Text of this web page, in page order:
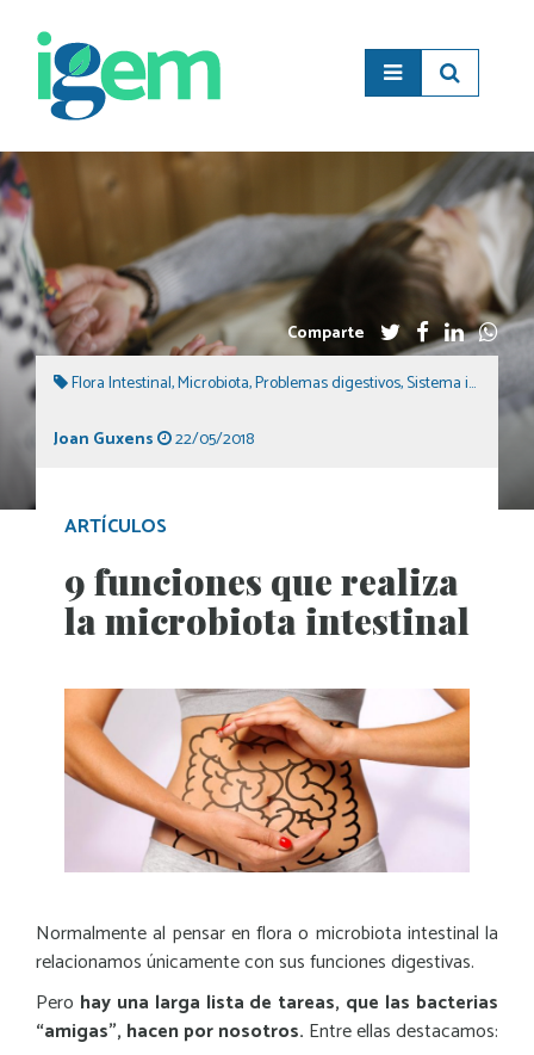
Comparte
Flora Intestinal,Microbiota,Problemas digestivos,Sistema inmunológico
Joan Guxens 22/05/2018
ARTÍCULOS
9 funciones que realiza
la microbiota intestinal
Normalmente al pensar en flora o microbiota intestinal la
relacionamos únicamente con sus funciones digestivas.
Pero hay una larga lista de tareas, que las bacterias
“amigas”, hacen por nosotros. Entre ellas destacamos: